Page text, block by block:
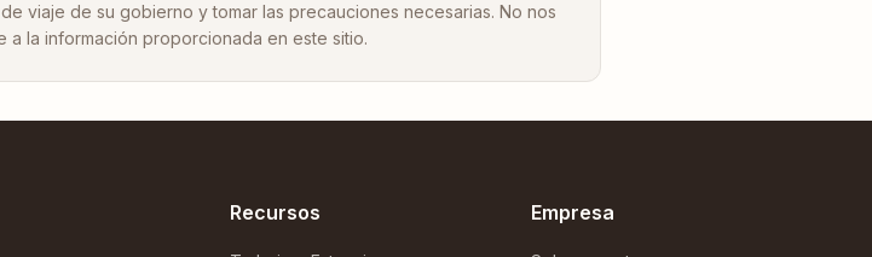
viaje de su gobierno y tomar las precauciones necesarias. No nos
a la información proporcionada en este sitio.
Recursos Empresa